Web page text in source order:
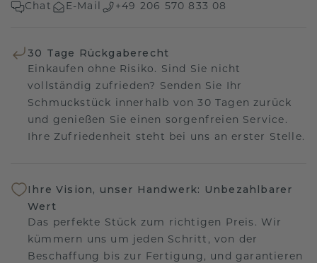
Chat E-Mail +49 206 570 833 08
30 Tage Rückgaberecht
Einkaufen ohne Risiko. Sind Sie nicht
vollständig zufrieden? Senden Sie Ihr
Schmuckstück innerhalb von 30 Tagen zurück
und genießen Sie einen sorgenfreien Service.
Ihre Zufriedenheit steht bei uns an erster Stelle.
Ihre Vision, unser Handwerk: Unbezahlbarer
Wert
Das perfekte Stück zum richtigen Preis. Wir
kümmern uns um jeden Schritt, von der
Beschaffung bis zur Fertigung, und garantieren